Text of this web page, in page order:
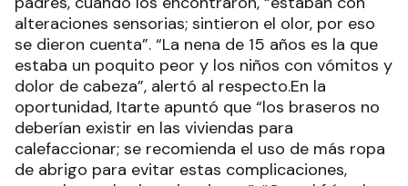
alteraciones sensorias; sintieron el olor, por eso
se dieron cuenta”. “La nena de 15 años es la que
estaba un poquito peor y los niños con vómitos y
dolor de cabeza”, alertó al respecto.En la
oportunidad, Itarte apuntó que “los braseros no
deberían existir en las viviendas para
calefaccionar; se recomienda el uso de más ropa
de abrigo para evitar estas complicaciones,